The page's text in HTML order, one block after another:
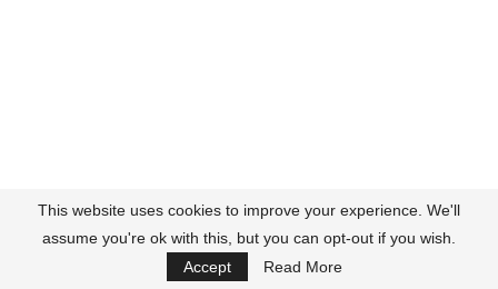
This website uses cookies to improve your experience. We'll
assume you're ok with this, but you can opt-out if you wish.
Accept
Read More